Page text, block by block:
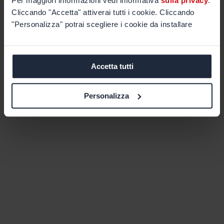
Cliccando "Accetta" attiverai tutti i cookie. Cliccando
"Personalizza" potrai scegliere i cookie da installare
Accetta tutti
Personalizza